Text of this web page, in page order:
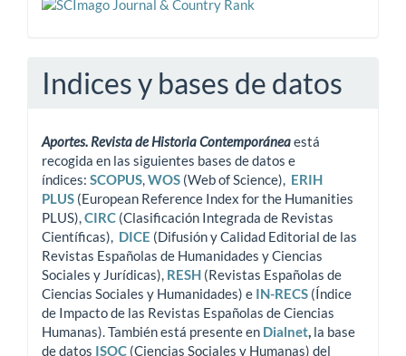
Indices y bases de datos
Aportes. Revista de Historia Contemporáneaestá
recogida en las siguientes bases de datos e
índices: SCOPUS,WOS (Web of Science), ERIH
PLUS (European Reference Index for the Humanities
PLUS),CIRC (Clasificación Integrada de Revistas
Científicas), DICE (Difusión y Calidad Editorial de las
Revistas Españolas de Humanidades y Ciencias
Sociales y Jurídicas), RESH (Revistas Españolas de
Ciencias Sociales y Humanidades) e IN-RECS (Índice
de Impacto de las Revistas Españolas de Ciencias
Humanas). También está presente en Dialnet, la base
de datos ISOC (Ciencias Sociales y Humanas) del